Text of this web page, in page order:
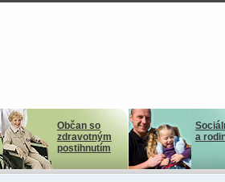
Občan so
zdravotným
postihnutím
a